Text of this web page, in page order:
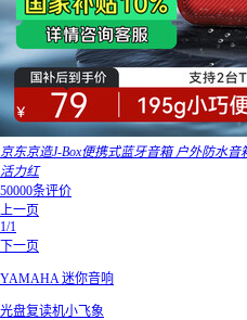
京东京造J-Box便携式蓝牙音箱 户外防水
活力红
50000条评价
上一页
1/1
下一页
YAMAHA 迷你音响
光盘复读机小飞象